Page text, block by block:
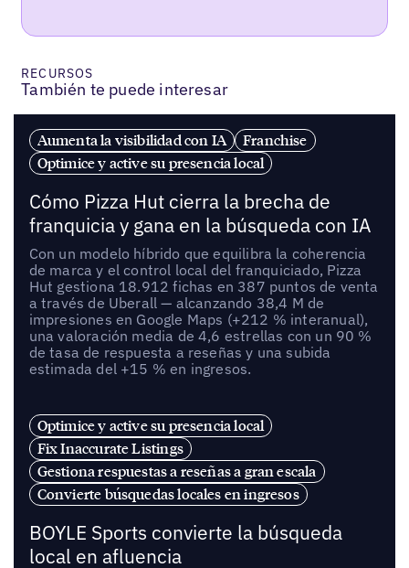
RECURSOS
También te puede interesar
Aumenta la visibilidad con IA
Franchise
Optimice y active su presencia local
Cómo Pizza Hut cierra la brecha de
franquicia y gana en la búsqueda con IA
Con un modelo híbrido que equilibra la coherencia
de marca y el control local del franquiciado, Pizza
Hut gestiona 18.912 fichas en 387 puntos de venta
a través de Uberall — alcanzando 38,4 M de
impresiones en Google Maps (+212 % interanual),
una valoración media de 4,6 estrellas con un 90 %
de tasa de respuesta a reseñas y una subida
estimada del +15 % en ingresos.
Optimice y active su presencia local
Fix Inaccurate Listings
Gestiona respuestas a reseñas a gran escala
Convierte búsquedas locales en ingresos
BOYLE Sports convierte la búsqueda
local en afluencia